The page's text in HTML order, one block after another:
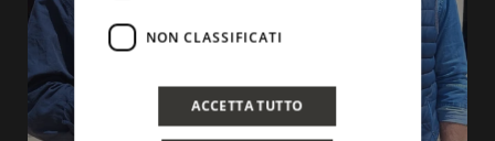
NON CLASSIFICATI
ACCETTA TUTTO